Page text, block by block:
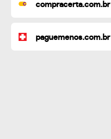
compracerta.com.br
paguemenos.com.br